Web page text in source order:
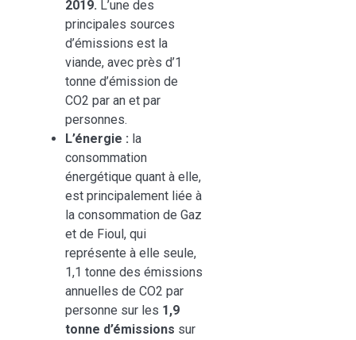
2019. L’une des
principales sources
d’émissions est la
viande, avec près d’1
tonne d’émission de
CO2 par an et par
personnes.
L’énergie : la
consommation
énergétique quant à elle,
est principalement liée à
la consommation de Gaz
et de Fioul, qui
représente à elle seule,
1,1 tonne des émissions
annuelles de CO2 par
personne sur les 1,9
tonne d’émissions sur